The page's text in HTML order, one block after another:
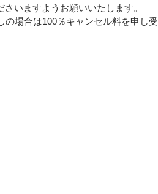
いますようお願いいたします。
の場合は100％キャンセル料を申し受